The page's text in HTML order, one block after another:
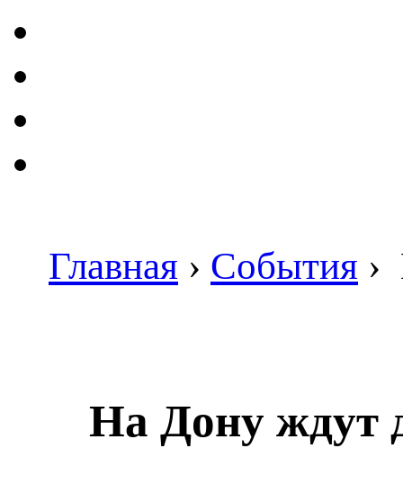
Главная › События ›
На Дону ждут